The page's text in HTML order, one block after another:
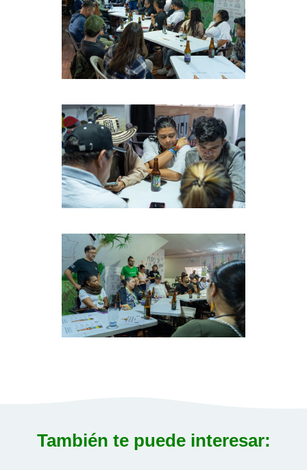
También te puede interesar: